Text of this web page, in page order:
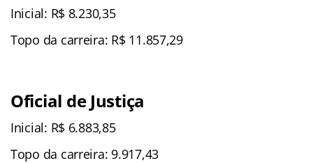
Inicial: R$ 8.230,35
Topo da carreira: R$ 11.857,29
Oficial de Justiça
Inicial: R$ 6.883,85
Topo da carreira: 9.917,43